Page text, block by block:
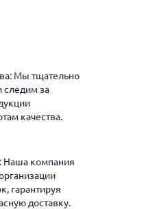
Мы тщательно
следим за
качества.
Наша компания
гарантируя
доставку.